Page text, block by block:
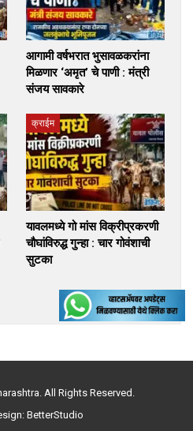
आगामी वर्षभरात भुसावळकरांना
मिळणार ‘अमृत’ चे पाणी : मंत्री
संजय सावकारे
क्राईम
यावलमध्ये गो मांस विक्रीप्रकरणी
चौघांविरुद्ध गुन्हा : चार गोवंशाची
सुटका
All Rights Reserved.
BetterStudio